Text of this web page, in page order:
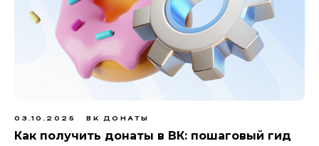
03.10.2025 ВК ДОНАТЫ
Как получить донаты в ВК: пошаговый гид